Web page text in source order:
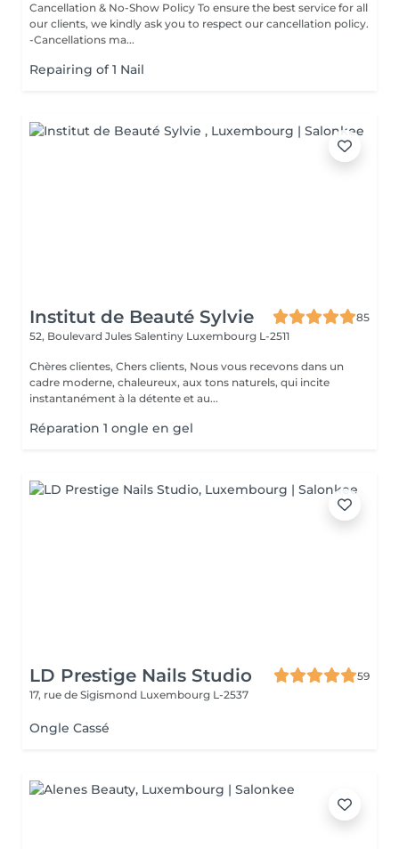
Cancellation & No-Show Policy To ensure the best service for all
our clients, we kindly ask you to respect our cancellation policy.
-Cancellations ma...
Repairing of 1 Nail
Institut de Beauté Sylvie
85
52, Boulevard Jules Salentiny Luxembourg L-2511
Chères clientes, Chers clients, Nous vous recevons dans un
cadre moderne, chaleureux, aux tons naturels, qui incite
instantanément à la détente et au...
Réparation 1 ongle en gel
LD Prestige Nails Studio
59
17, rue de Sigismond Luxembourg L-2537
Ongle Cassé